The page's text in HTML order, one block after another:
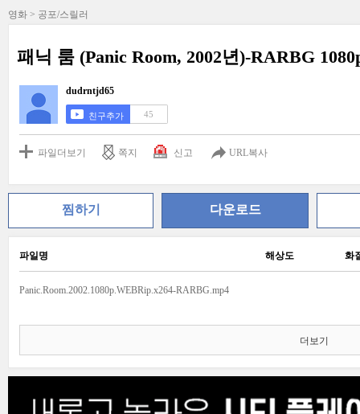
영화 > 공포/스릴러
패닉 룸 (Panic Room, 2002년)-RARBG
dudrntjd65
친구추가 45
파일더보기 쪽지 신고 URL복사
찜하기 다운로드
파일명 해상도 화
Panic.Room.2002.1080p.WEBRip.x264-RARBG.mp4
더보기